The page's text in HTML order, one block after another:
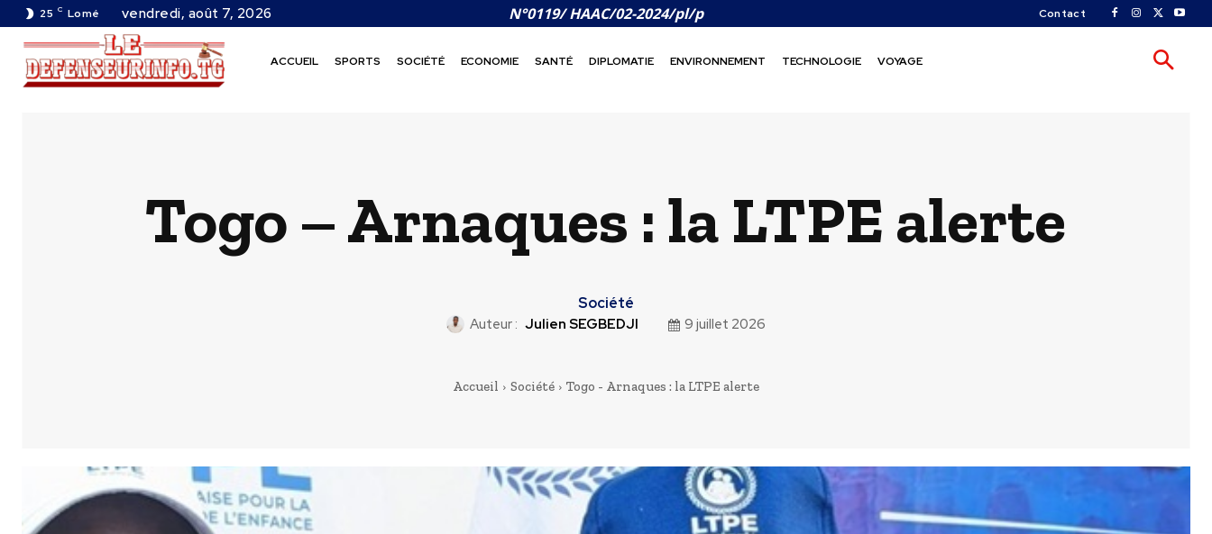
25 C Lomé vendredi, août 7, 2026 N°0119/ HAAC/02-2024/pl/p Contact
ACCUEIL SPORTS SOCIÉTÉ ECONOMIE SANTÉ DIPLOMATIE ENVIRONNEMENT TECHNOLOGIE VOYAGE
Togo – Arnaques : la LTPE alerte
Société
Auteur : Julien SEGBEDJI 9 juillet 2026
Accueil Société Togo - Arnaques : la LTPE alerte